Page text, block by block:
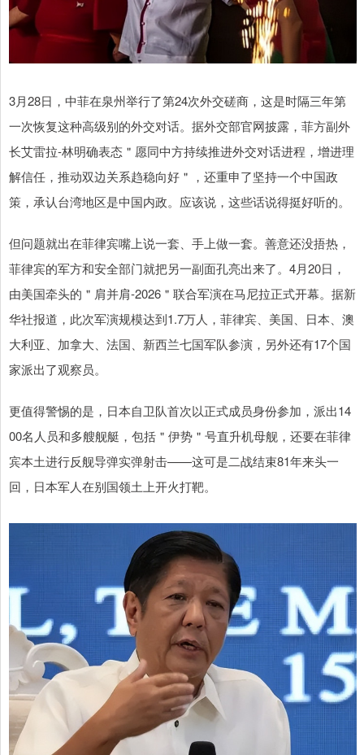
3月28日，中菲在泉州举行了第24次外交磋商，这是时隔三年第
一次恢复这种高级别的外交对话。据外交部官网披露，菲方副外
长艾雷拉-林明确表态＂愿同中方持续推进外交对话进程，增进理
解信任，推动双边关系趋稳向好＂，还重申了坚持一个中国政
策，承认台湾地区是中国内政。应该说，这些话说得挺好听的。
但问题就出在菲律宾嘴上说一套、手上做一套。善意还没捂热，
菲律宾的军方和安全部门就把另一副面孔亮出来了。4月20日，
由美国牵头的＂肩并肩-2026＂联合军演在马尼拉正式开幕。据新
华社报道，此次军演规模达到1.7万人，菲律宾、美国、日本、澳
大利亚、加拿大、法国、新西兰七国军队参演，另外还有17个国
家派出了观察员。
更值得警惕的是，日本自卫队首次以正式成员身份参加，派出14
00名人员和多艘舰艇，包括＂伊势＂号直升机母舰，还要在菲律
宾本土进行反舰导弹实弹射击——这可是二战结束81年来头一
回，日本军人在别国领土上开火打靶。